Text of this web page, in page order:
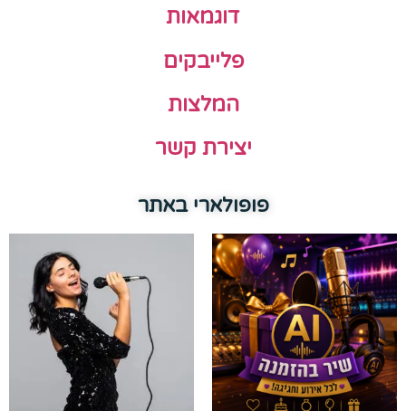
דוגמאות
פלייבקים
המלצות
יצירת קשר
פופולארי באתר